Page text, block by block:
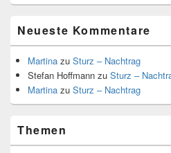
Neueste Kommentare
Martina zu Sturz – Nachtrag
Stefan Hoffmann zu Sturz –
Martina zu Sturz – Nachtrag
Themen